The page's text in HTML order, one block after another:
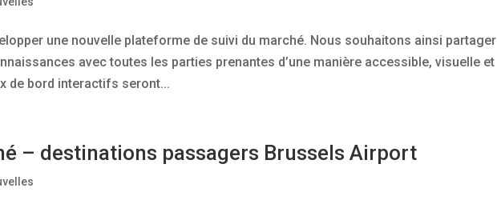
une nouvelle plateforme de suivi du marché. Nous souhaitons ainsi partager
avec toutes les parties prenantes d’une manière accessible, visuelle et
de bord interactifs seront...
– destinations passagers Brussels Airport